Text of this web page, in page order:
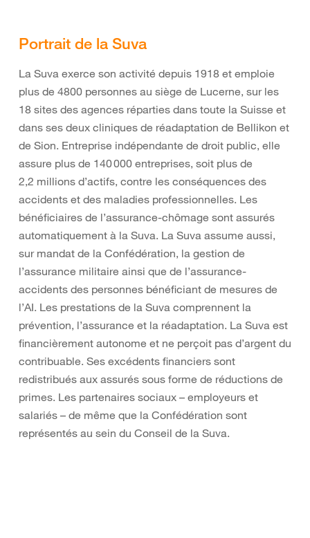
Portrait de la Suva
La Suva exerce son activité depuis 1918 et emploie
plus de 4800 personnes au siège de Lucerne, sur les
18 sites des agences réparties dans toute la Suisse et
dans ses deux cliniques de réadaptation de Bellikon et
de Sion. Entreprise indépendante de droit public, elle
assure plus de 140 000 entreprises, soit plus de
2,2 millions d’actifs, contre les conséquences des
accidents et des maladies professionnelles. Les
bénéficiaires de l’assurance-chômage sont assurés
automatiquement à la Suva. La Suva assume aussi,
sur mandat de la Confédération, la gestion de
l’assurance militaire ainsi que de l’assurance-
accidents des personnes bénéficiant de mesures de
l’AI. Les prestations de la Suva comprennent la
prévention, l’assurance et la réadaptation. La Suva est
financièrement autonome et ne perçoit pas d’argent du
contribuable. Ses excédents financiers sont
redistribués aux assurés sous forme de réductions de
primes. Les partenaires sociaux – employeurs et
salariés – de même que la Confédération sont
représentés au sein du Conseil de la Suva.